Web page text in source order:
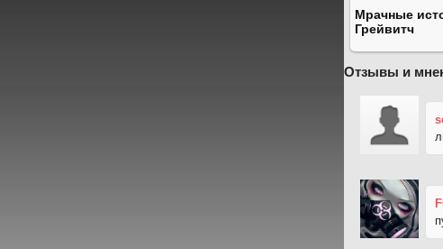
Мрачные
Грейвитч
Отзывы и